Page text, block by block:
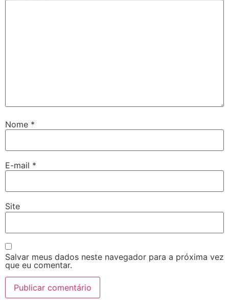
Nome *
E-mail *
Site
Salvar meus dados neste navegador para a próxima vez
que eu comentar.